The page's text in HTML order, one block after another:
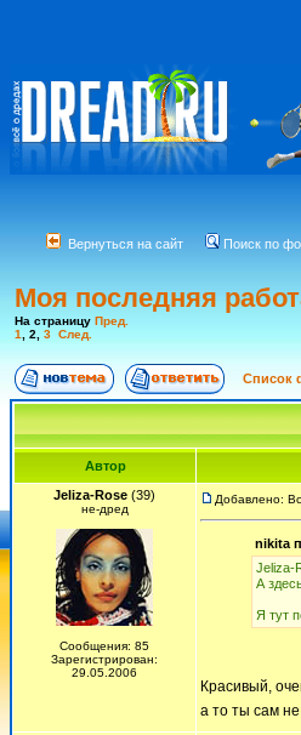
Вернуться на сайт Поиск по
Моя последняя
На страницу Пред.
1
2 3 След.
Список
Автор
Jeliza-Rose (39)
не-дред
Сообщения: 85
Зарегистрирован:
29.05.2006
Добавлено:
nikita
Jeliza-
А
Я тут
Красивый,
а то ты сам